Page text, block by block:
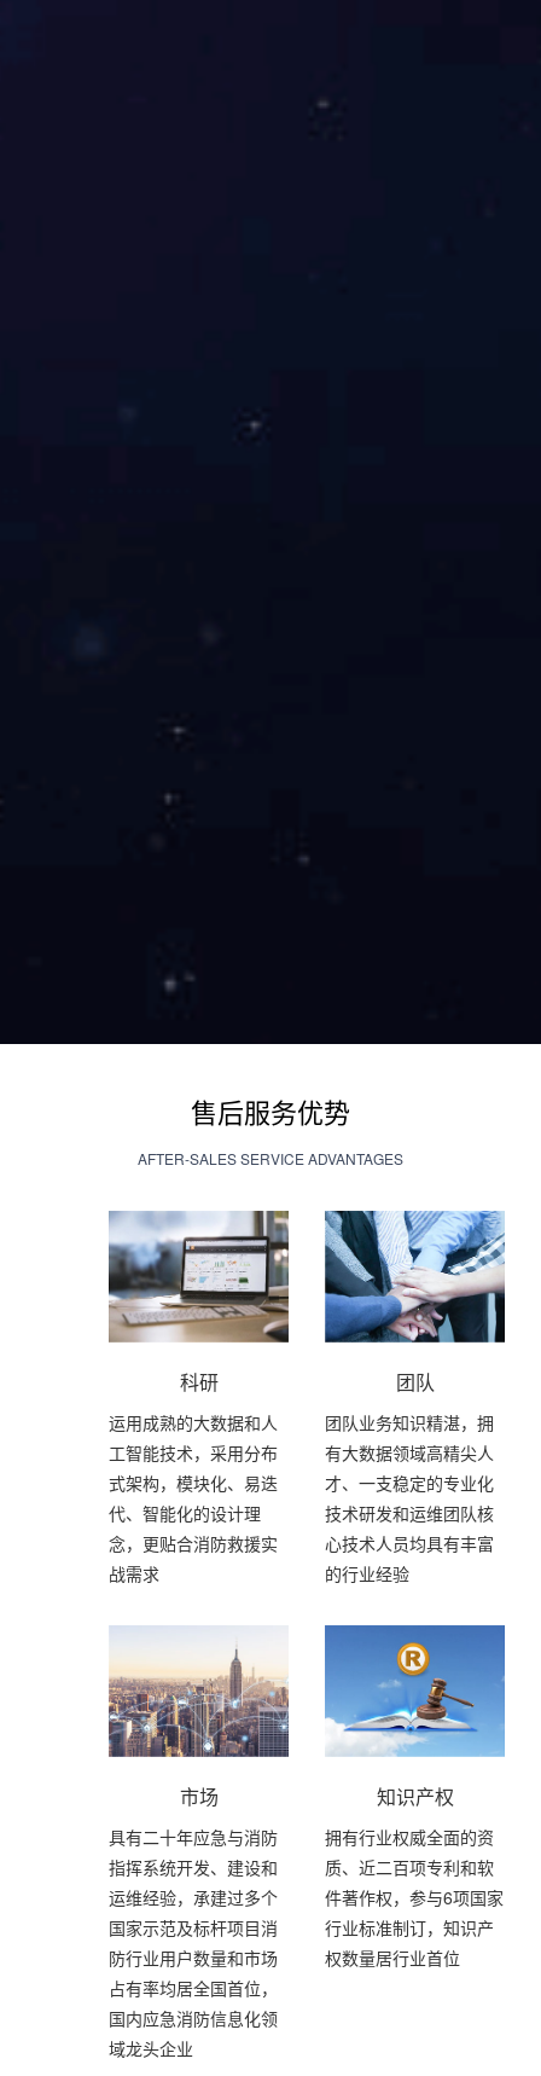
产品荣誉
省高新技术成果奖......
售后服务优势
AFTER-SALES SERVICE ADVANTAGES
科研
运用成熟的大数据和人
工智能技术，采用分布
式架构，模块化、易迭
代、智能化的设计理
念，更贴合消防救援实
战需求
团队
团队业务知识精湛，拥
有大数据领域高精尖人
才、一支稳定的专业化
技术研发和运维团队核
心技术人员均具有丰富
的行业经验
市场
具有二十年应急与消防
指挥系统开发、建设和
运维经验，承建过多个
国家示范及标杆项目消
防行业用户数量和市场
占有率均居全国首位，
国内应急消防信息化领
域龙头企业
知识产权
拥有行业权威全面的资
质、近二百项专利和软
件著作权，参与6项国家
行业标准制订，知识产
权数量居行业首位